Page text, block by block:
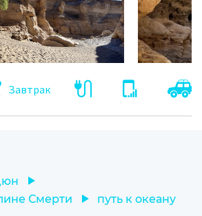
Завтрак
Смерти
путь к океану